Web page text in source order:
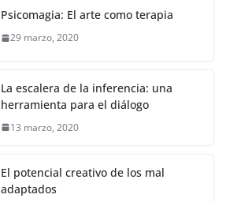
Psicomagia: El arte como terapia
29 marzo, 2020
La escalera de la inferencia: una
herramienta para el diálogo
13 marzo, 2020
El potencial creativo de los mal
adaptados